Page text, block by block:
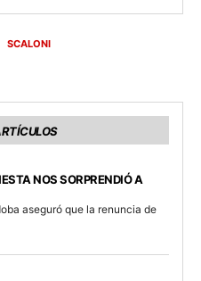
SCALONI
NOS SORPRENDIÓ A
aseguró que la renuncia de